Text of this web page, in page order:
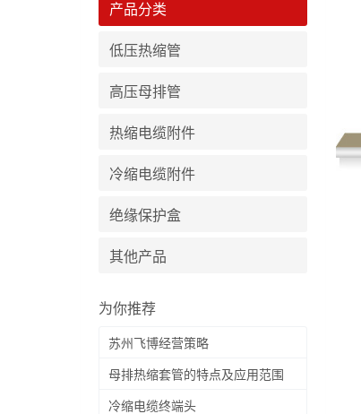
产品分类
低压热缩管
高压母排管
热缩电缆附件
冷缩电缆附件
绝缘保护盒
其他产品
为你推荐
苏州飞博经营策略
母排热缩套管的特点及应用范围
冷缩电缆终端头